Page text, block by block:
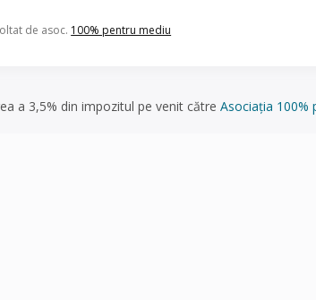
de asoc. 100% pentru mediu
a 3,5% din impozitul pe venit către Asociația 100%